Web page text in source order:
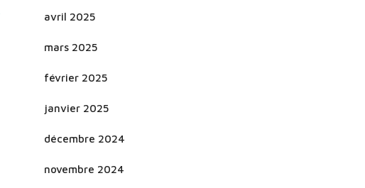
avril 2025
mars 2025
février 2025
janvier 2025
décembre 2024
novembre 2024